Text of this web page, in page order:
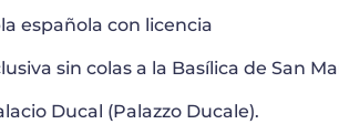
española con licencia
sin colas a la Basílica de San
Ducal (Palazzo Ducale).